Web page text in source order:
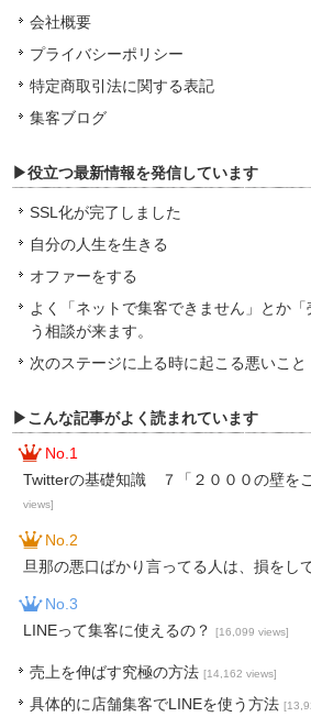
会社概要
プライバシーポリシー
特定商取引法に関する表記
集客ブログ
▶役立つ最新情報を発信しています
SSL化が完了しました
自分の人生を生きる
オファーをする
よく「ネットで集客できません」とか
う相談が来ます。
次のステージに上る時に起こる悪いこと
▶こんな記事がよく読まれています
No.1
Twitterの基礎知識 ７「２０００の壁を
views]
No.2
旦那の悪口ばかり言ってる人は、損をし
No.3
LINEって集客に使えるの？[16,099 views]
売上を伸ばす究極の方法[14,162 views]
具体的に店舗集客でLINEを使う方法